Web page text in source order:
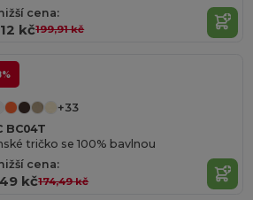
cena:
kč199,91 kč
+33
BC04T
tričko se 100% bavlnou
cena:
kč174,49 kč